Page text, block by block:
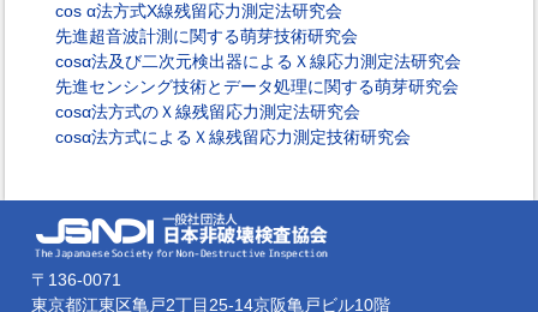
cos α法方式X線残留応力測定法研究会
先進超音波計測に関する萌芽技術研究会
cosα法及び二次元検出器によるＸ線応力測定法研究会
先進センシング技術とデータ処理に関する萌芽研究会
cosα法方式のＸ線残留応力測定法研究会
cosα法方式によるＸ線残留応力測定技術研究会
〒136-0071
東京都江東区亀戸2丁目25-14京阪亀戸ビル10階